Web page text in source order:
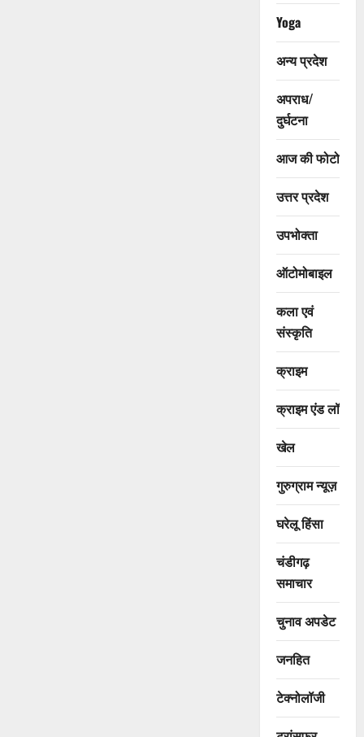
Yoga
अन्य प्रदेश
अपराध/
दुर्घटना
आज की फोटो
उत्तर प्रदेश
उपभोक्ता
ऑटोमोबाइल
कला एवं
संस्कृति
क्राइम
क्राइम एंड लॉ
खेल
गुरुग्राम न्यूज़
घरेलू हिंसा
चंडीगढ़
समाचार
चुनाव अपडेट
जनहित
टेक्नोलॉजी